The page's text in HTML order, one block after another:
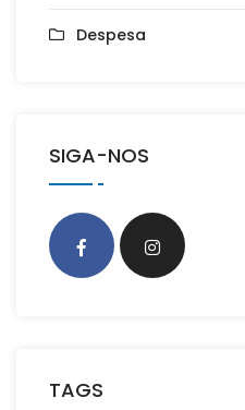
Despesa
SIGA-NOS
TAGS